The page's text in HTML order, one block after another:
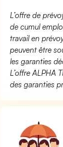
L’offre de
de cumul
travail en
peuvent être
les garanties
L’offre ALPHA
des garanties